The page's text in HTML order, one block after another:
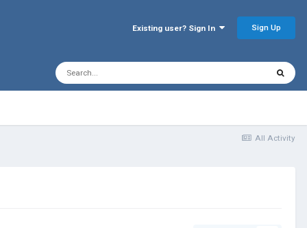
Existing user? Sign In Sign Up
All Activity